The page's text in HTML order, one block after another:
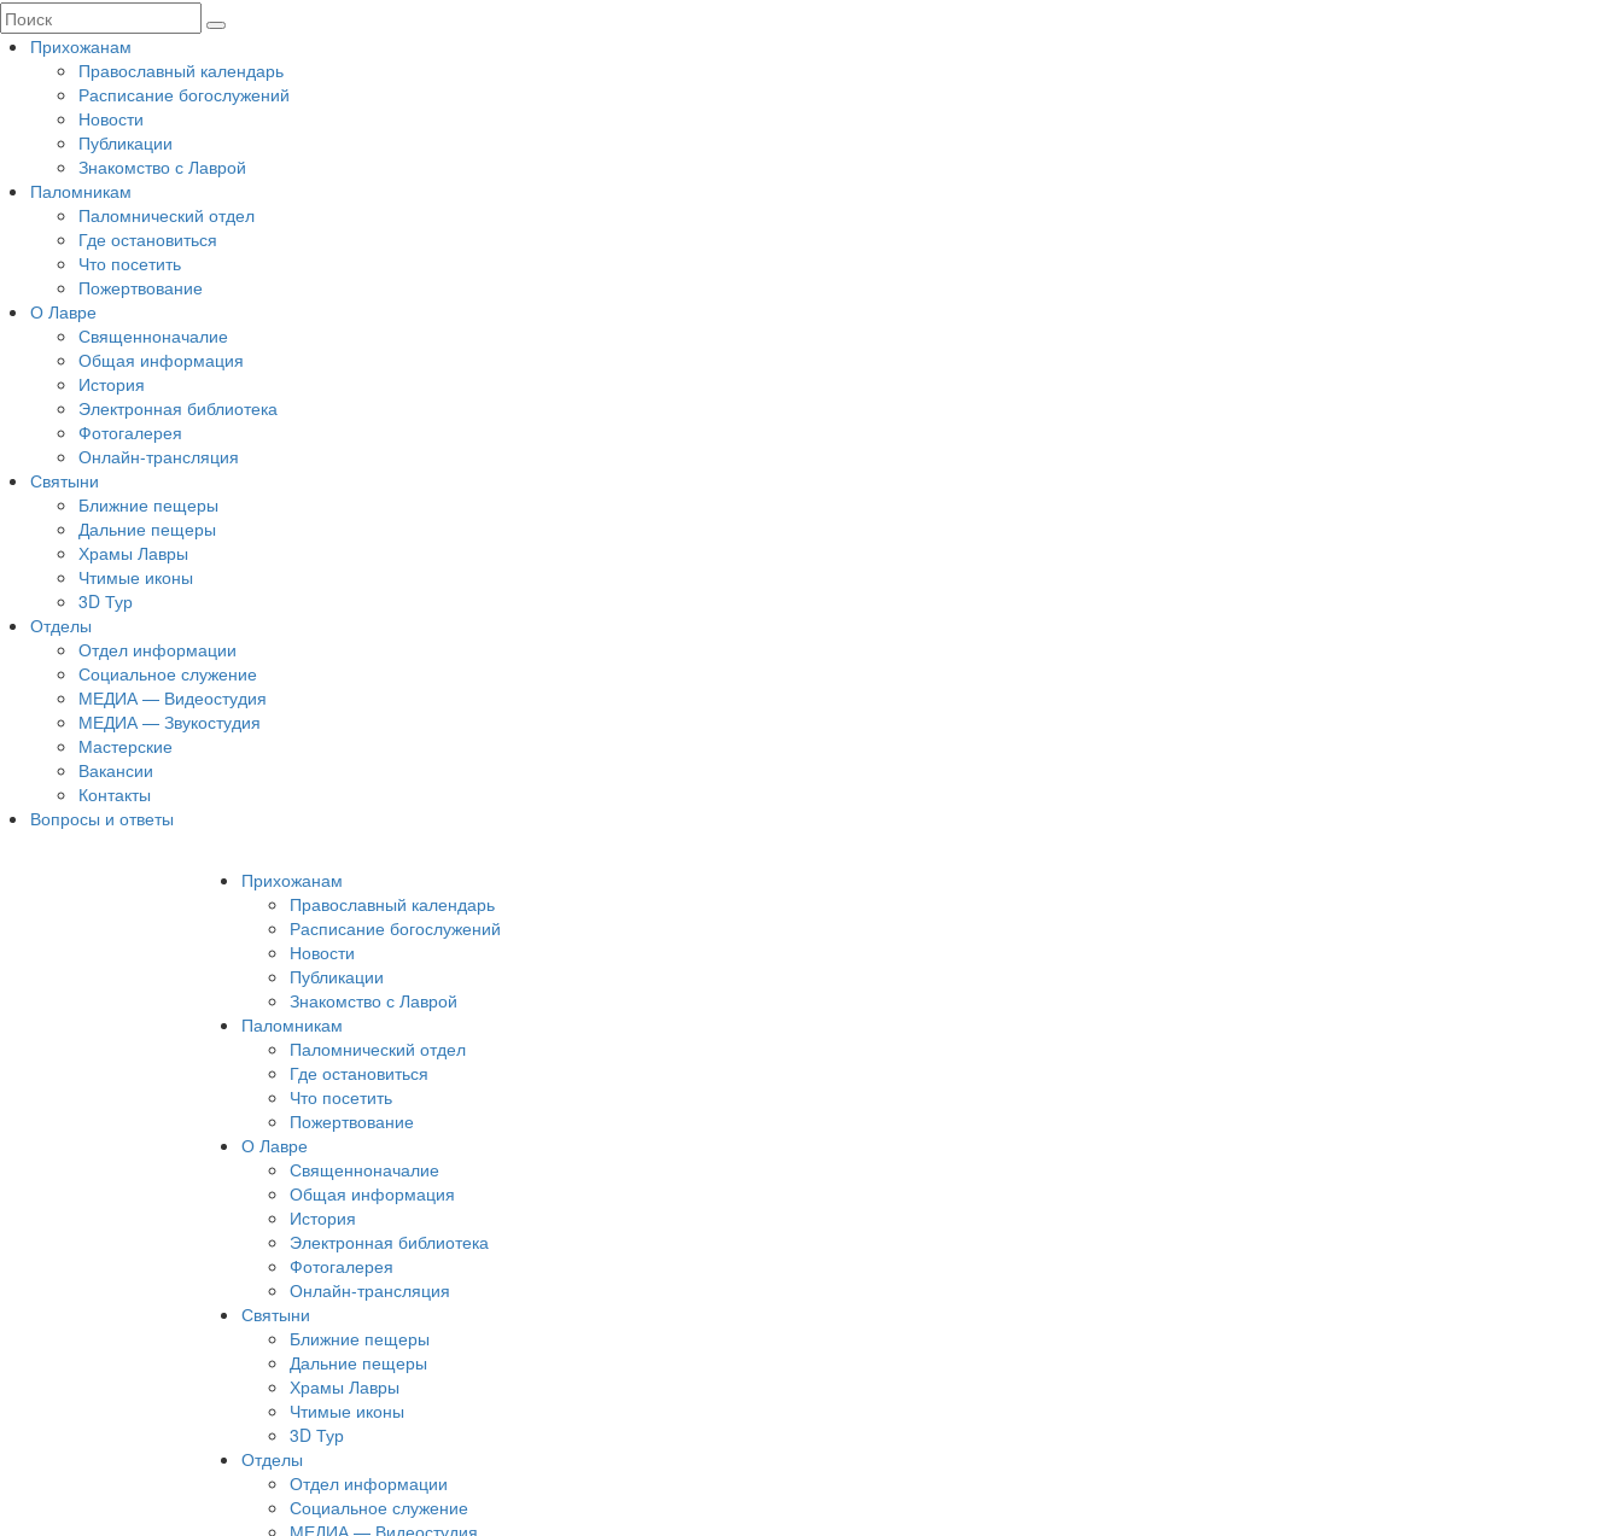
Прихожанам
Православный календарь
Расписание богослужений
Новости
Публикации
Знакомство с Лаврой
Паломникам
Паломнический отдел
Где остановиться
Что посетить
Пожертвование
О Лавре
Священноначалие
Общая информация
История
Электронная библиотека
Фотогалерея
Онлайн-трансляция
Святыни
Ближние пещеры
Дальние пещеры
Храмы Лавры
Чтимые иконы
3D Тур
Отделы
Отдел информации
Социальное служение
МЕДИА — Видеостудия
МЕДИА — Звукостудия
Мастерские
Вакансии
Контакты
Вопросы и ответы
Прихожанам
Православный календарь
Расписание богослужений
Новости
Публикации
Знакомство с Лаврой
Паломникам
Паломнический отдел
Где остановиться
Что посетить
Пожертвование
О Лавре
Священноначалие
Общая информация
История
Электронная библиотека
Фотогалерея
Онлайн-трансляция
Святыни
Ближние пещеры
Дальние пещеры
Храмы Лавры
Чтимые иконы
3D Тур
Отделы
Отдел информации
Социальное служение
МЕДИА — Видеостудия